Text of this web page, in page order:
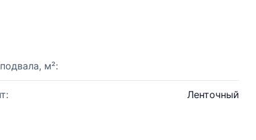
м²:
Ленточный